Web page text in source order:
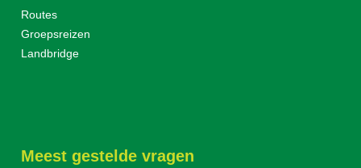
Routes
Groepsreizen
Landbridge
Meest gestelde vragen